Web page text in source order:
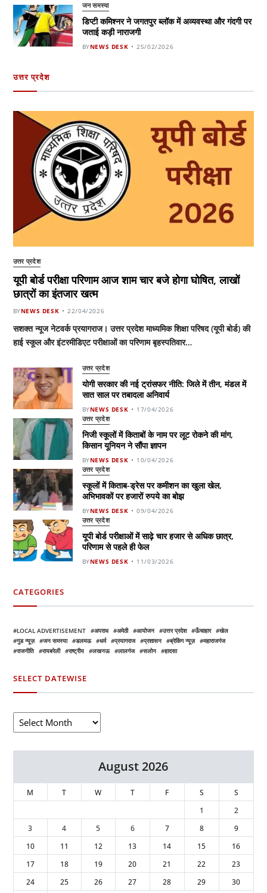
जन समस्या
डिप्टी कमिश्नर ने जगतपुर ब्लॉक में अव्यवस्था और गंदगी पर
जताई कड़ी नाराजगी
BYNEWS DESK 25/02/2026
उत्तर प्रदेश
उत्तर प्रदेश
यूपी बोर्ड परीक्षा परिणाम आज शाम चार बजे होगा घोषित, लाखों
छात्रों का इंतजार खत्म
BYNEWS DESK 22/04/2026
सशक्त न्यूज नेटवर्क प्रयागराज। उत्तर प्रदेश माध्यमिक शिक्षा परिषद (यूपी बोर्ड) की
हाई स्कूल और इंटरमीडिएट परीक्षाओं का परिणाम बृहस्पतिवार…
उत्तर प्रदेश
योगी सरकार की नई ट्रांसफर नीति: जिले में तीन, मंडल में
सात साल पर तबादला अनिवार्य
BYNEWS DESK 17/04/2026
उत्तर प्रदेश
निजी स्कूलों में किताबों के नाम पर लूट रोकने की मांग,
किसान यूनियन ने सौंपा ज्ञापन
BYNEWS DESK 10/04/2026
उत्तर प्रदेश
स्कूलों में किताब-ड्रेस पर कमीशन का खुला खेल,
अभिभावकों पर हजारों रुपये का बोझ
BYNEWS DESK 09/04/2026
उत्तर प्रदेश
यूपी बोर्ड परीक्षाओं में साढ़े चार हजार से अधिक छात्र,
परिणाम से पहले ही फेल
BYNEWS DESK 11/03/2026
CATEGORIES
LOCAL ADVERTISEMENT अपराध अमेठी आयोजन उत्तर प्रदेश ऊँचाहार
खेल
गुड न्यूज़
जन समस्या डलमऊ धर्म प्रयागराज प्रशासन ब्रेकिंग न्यूज़
महाराजगंज
राजनीति
रायबरेली राष्ट्रीय लखनऊ लालगंज सलोन हादसा
SELECT DATEWISE
August 2026
M T W T F S
S
1
2
3
4 5 6 7 8
9
10
11 12 13 14 15
16
17
18 19 20 21 22
23
24
25 26 27 28 29 30